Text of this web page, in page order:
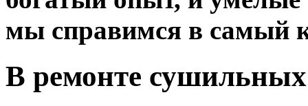
мы справимся в самый
В ремонте